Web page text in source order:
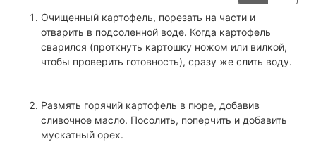
Очищенный картофель, порезать на части и
отварить в подсоленной воде. Когда картофель
сварился (проткнуть картошку ножом или вилкой,
чтобы проверить готовность), сразу же слить воду.
Размять горячий картофель в пюре, добавив
сливочное масло. Посолить, поперчить и добавить
мускатный орех.